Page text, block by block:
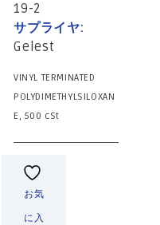
19-2
サプライヤ:
Gelest
VINYL TERMINATED
POLYDIMETHYLSILOXAN
E, 500 cSt
お気
に入